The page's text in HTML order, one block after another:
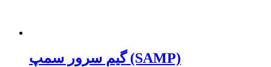
گیم سرور سمپ (SAMP)